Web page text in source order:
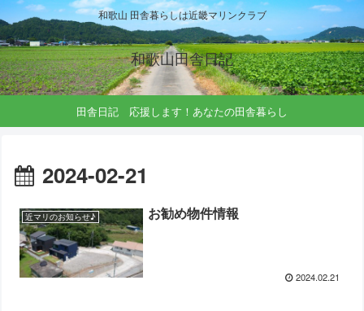
和歌山 田舎暮らしは近畿マリンクラブ
和歌山田舎日記
田舎日記 応援します！あなたの田舎暮らし
2024-02-21
近マリのお知らせ♪ お勧め物件情報
2024.02.21